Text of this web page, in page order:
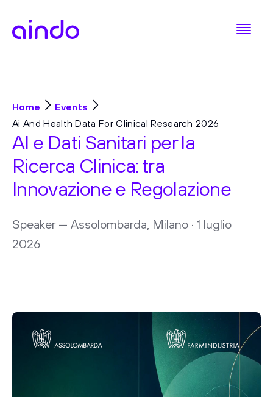
Home
Events
Ai And Health Data For Clinical Research 2026
AI e Dati Sanitari per la
Ricerca Clinica: tra
Innovazione e Regolazione
Speaker — Assolombarda, Milano · 1 luglio
2026